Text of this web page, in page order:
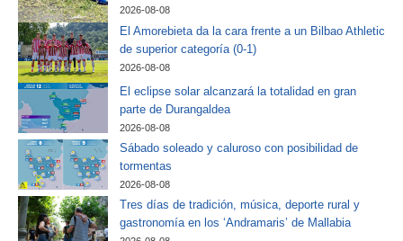
2026-08-08
El Amorebieta da la cara frente a un Bilbao Athletic
de superior categoría (0-1)
2026-08-08
El eclipse solar alcanzará la totalidad en gran
parte de Durangaldea
2026-08-08
Sábado soleado y caluroso con posibilidad de
tormentas
2026-08-08
Tres días de tradición, música, deporte rural y
gastronomía en los ‘Andramaris’ de Mallabia